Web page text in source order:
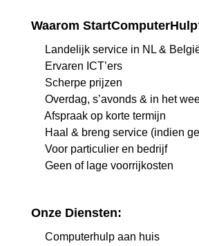
Waarom
Landelijk service in NL &
Ervaren ICT’ers
Scherpe prijzen
Overdag, s’avonds & in het
Afspraak op korte termijn
Haal & breng service (indien
Voor particulier en bedrijf
Geen of lage voorrijkosten
Onze Diensten:
Computerhulp aan huis